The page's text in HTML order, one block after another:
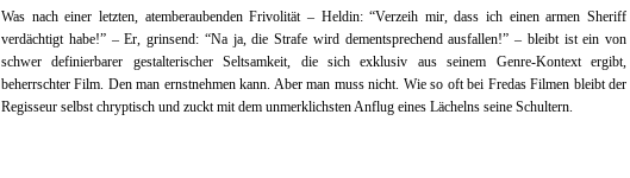
Was nach einer letzten, atemberaubenden Frivolität – Heldin: “Verzeih mir, dass ich einen armen Sheriff
verdächtigt habe!” – Er, grinsend: “Na ja, die Strafe wird dementsprechend ausfallen!” – bleibt ist ein von
schwer definierbarer gestalterischer Seltsamkeit, die sich exklusiv aus seinem Genre-Kontext ergibt,
beherrschter Film. Den man ernstnehmen kann. Aber man muss nicht. Wie so oft bei Fredas Filmen bleibt der
Regisseur selbst chryptisch und zuckt mit dem unmerklichsten Anflug eines Lächelns seine Schultern.